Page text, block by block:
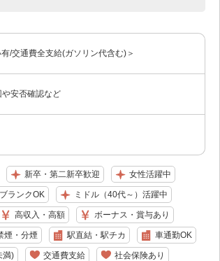
/交通費全支給(ガソリン代含む)＞
安否確認など
新卒・第二新卒歓迎 女性活躍中
ブランクOK ミドル（40代～）活躍中
高収入・高額 ボーナス・賞与あり
煙・分煙 駅直結・駅チカ 車通勤OK
満) 交通費支給 社会保険あり